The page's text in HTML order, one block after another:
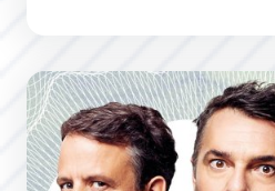
Cochons d’Inde